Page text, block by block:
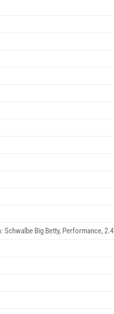
Big Betty, Performance, 2.4